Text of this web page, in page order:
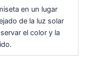
en un lugar
de la luz solar
el color y la